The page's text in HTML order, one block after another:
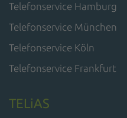
Telefonservice Hamburg
Telefonservice München
Telefonservice Köln
Telefonservice Frankfurt
TELiAS